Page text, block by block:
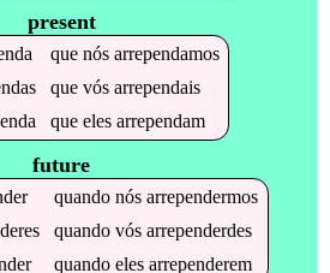
present
que nós arrependamos
que vós arrependais
que eles arrependam
future
quandonósarrependermos
quandovósarrependerdes
quandoelesarrependerem